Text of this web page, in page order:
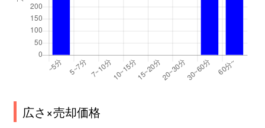
広さ×売却価格